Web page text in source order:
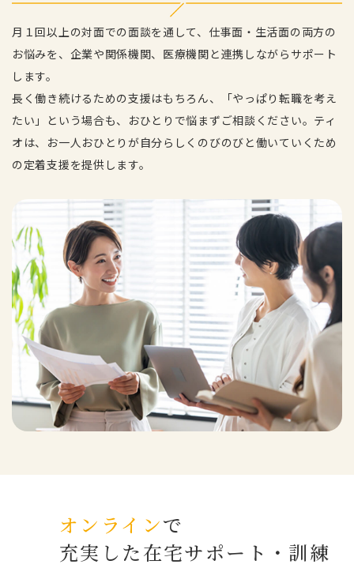
月１回以上の対面での面談を通して、仕事面・生活面の両方の
お悩みを、企業や関係機関、医療機関と連携しながらサポート
します。
長く働き続けるための支援はもちろん、「やっぱり転職を考え
たい」という場合も、おひとりで悩まずご相談ください。ティ
オは、お一人おひとりが自分らしくのびのびと働いていくため
の定着支援を提供します。
オンラインで
充実した在宅サポート・訓練